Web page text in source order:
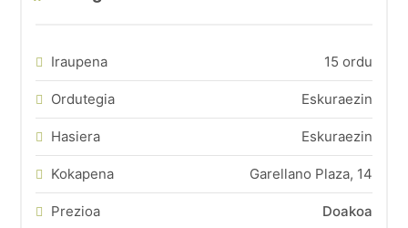
Iraupena 15 ordu
Ordutegia Eskuraezin
Hasiera Eskuraezin
Kokapena Garellano Plaza, 14
Prezioa Doakoa